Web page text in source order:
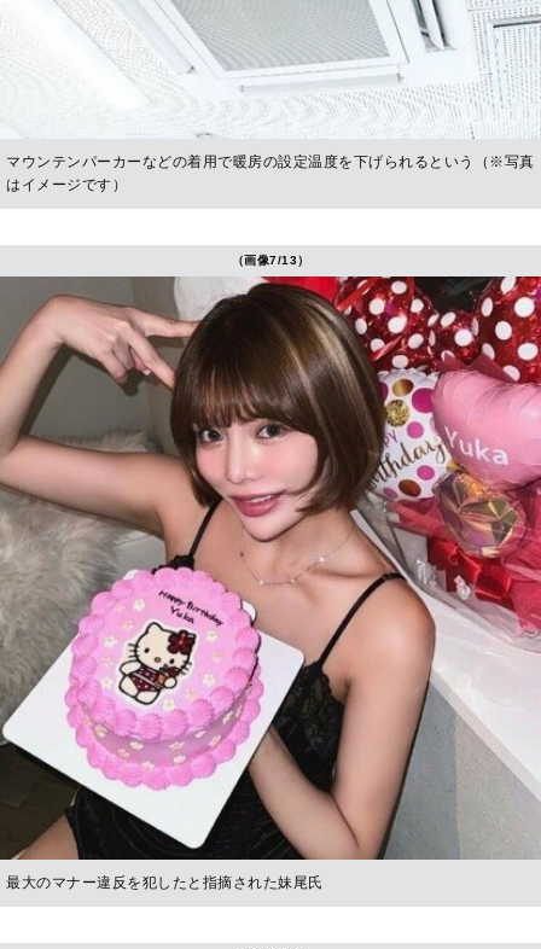
マウンテンパーカーなどの着用で暖房の設定温度を下げられるという（※写真
はイメージです）
（画像7/13）
最大のマナー違反を犯したと指摘された妹尾氏